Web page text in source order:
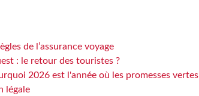
de l’assurance voyage
: le retour des touristes ?
2026 est l'année où les promesses vertes
légale